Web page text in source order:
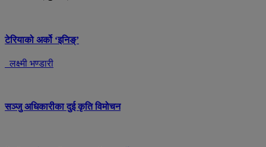
टेरियाको अर्को ‘इनिङ्’
लक्ष्मी भण्डारी
सञ्जु अधिकारीका दुई कृति विमोचन